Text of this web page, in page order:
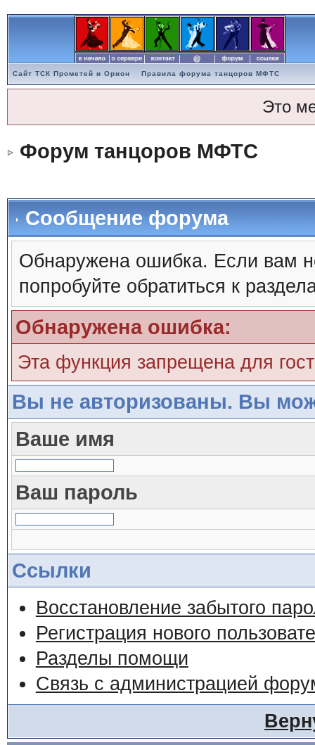
Сайт ТСК Прометей и Орион Правила форума танцоров МФТС
Это
Форум танцоров МФТС
Сообщение форума
Обнаружена ошибка. Если вам
попробуйте обратиться к
Обнаружена ошибка:
Эта функция запрещена для
Вы не авторизованы. Вы
Ваше имя
Ваш пароль
Ссылки
Восстановление забытого
Регистрация нового
Разделы помощи
Связь с администрацией